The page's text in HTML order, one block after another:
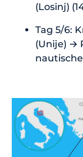
(Losinj)
Tag 5/6:
(Unije) →